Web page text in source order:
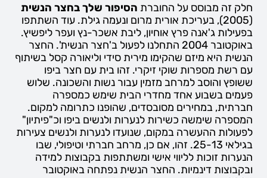
חלק זה מבוסס על החוברת הסיפור שלך בחצר הנשית
(2005), בעריכת אורית מרום ונעמה גילת. עוד השתתפו
בפעילות ג'אנה פרץ אוחיון, ליבת אשכר-נץ ועפר ליפשיץ.
באוקטובר 2004 התחלנו לפעול ב'חצר הנשית'. החצר
הנשית היא מיזם שהקימו מירית סידי וליאורה קסל בשיתוף
עם רשת מספרות שוקי זיקרי. זהו בית עם חצר ביפו
ששופץ והוסב למרחב מזמין עבור נשות והשכונה. שלוש
פעמים בשבוע אחד מחדרי הבית שימש כמספרה
חברתית, במחירים מסובסדים, שהופנו כתרומה למקום.
המספרה שימשה כשירות לנערות ולנשים ביפו וכ"פיתיון"
לפעולות ההעשרה במקום, שנועדו לנערות ולנשים צעירות
בגילאי 25-13. זהו, אם כן, מרחב חברתי וטיפולי, שבו
הנערות זוכות לליווי אישי ומשתתפות בקבוצות למידה
ובקבוצות דינמיות. החצר הנשית נפתחה באוקטובר